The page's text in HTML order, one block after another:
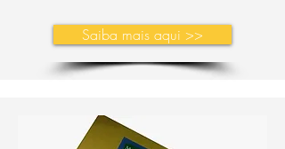
Saiba mais aqui >>